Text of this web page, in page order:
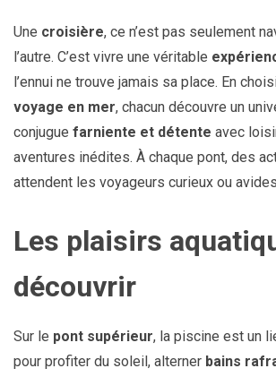
Une croisière, ce n’est pas seulement
l’autre. C’est vivre une véritable
l’ennui ne trouve jamais sa place. En
voyage en mer, chacun découvre un
conjugue farniente et détente avec
aventures inédites. À chaque pont, des
attendent les voyageurs curieux ou
Les plaisirs
découvrir
Sur le pont supérieur, la piscine est un
pour profiter du soleil, alterner bains